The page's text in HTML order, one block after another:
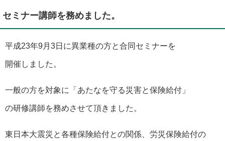
セミナー講師を務めました。
平成23年9月3日に異業種の方と合同セミナーを
開催しました。
一般の方を対象に「あたなを守る災害と保険給付」
の研修講師を務めさせて頂きました。
東日本大震災と各種保険給付との関係、労災保険給付の